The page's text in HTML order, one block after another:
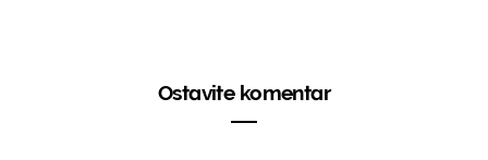
Ostavite komentar